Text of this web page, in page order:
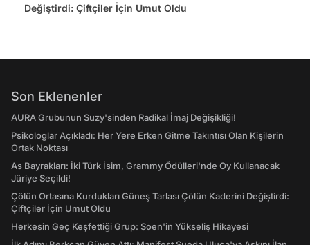
Değiştirdi: Çiftçiler İçin Umut Oldu
Son Eklenenler
AURA Grubunun Suzy'sinden Radikal İmaj Değişikliği!
Psikologlar Açıkladı: Her Yere Erken Gitme Takıntısı Olan Kişilerin
Ortak Noktası
As Bayrakları: İki Türk İsim, Grammy Ödülleri'nde Oy Kullanacak
Jüriye Seçildi!
Çölün Ortasına Kurdukları Güneş Tarlası Çölün Kaderini Değiştirdi:
Çiftçiler İçin Umut Oldu
Herkesin Geç Keşfettiği Grup: Soen'in Yükseliş Hikayesi